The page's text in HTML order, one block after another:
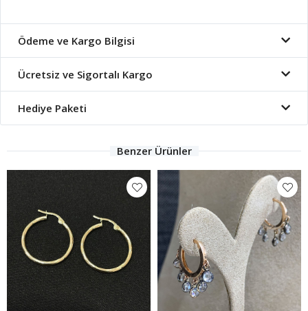
Ödeme ve Kargo Bilgisi
Ücretsiz ve Sigortalı Kargo
Hediye Paketi
Benzer Ürünler